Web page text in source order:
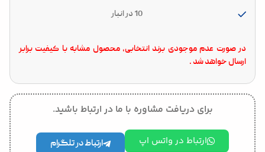
10 در انبار
در صورت عدم موجودی برند انتخابی، محصول مشابه با کیفیت برابر
ارسال خواهد شد .
برای دریافت مشاوره با ما در ارتباط باشید.
ارتباط در واتس اپ ارتباط در تلگرام